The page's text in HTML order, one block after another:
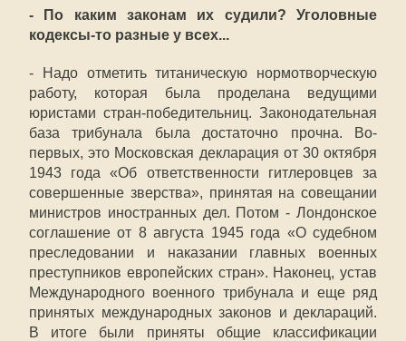
- По каким законам их судили? Уголовные
кодексы-то разные у всех...
- Надо отметить титаническую нормотворческую
работу, которая была проделана ведущими
юристами стран-победительниц. Законодательная
база трибунала была достаточно прочна. Во-
первых, это Московская декларация от 30 октября
1943 года «Об ответственности гитлеровцев за
совершенные зверства», принятая на совещании
министров иностранных дел. Потом - Лондонское
соглашение от 8 августа 1945 года «О судебном
преследовании и наказании главных военных
преступников европейских стран». Наконец, устав
Международного военного трибунала и еще ряд
принятых международных законов и деклараций.
В итоге были приняты общие классификации